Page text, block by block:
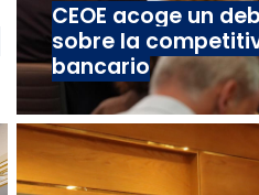
CEOE acoge un
sobre la
bancario